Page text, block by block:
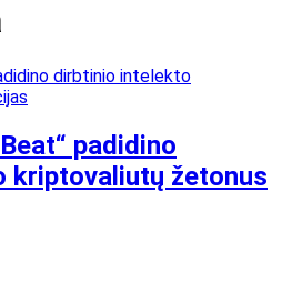
padidino
kriptovaliutų žetonus